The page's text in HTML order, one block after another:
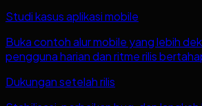
Studi kasus aplikasi mobile
Buka contoh alur mobile yang lebih
pengguna harian dan ritme rilis
Dukungan setelah rilis